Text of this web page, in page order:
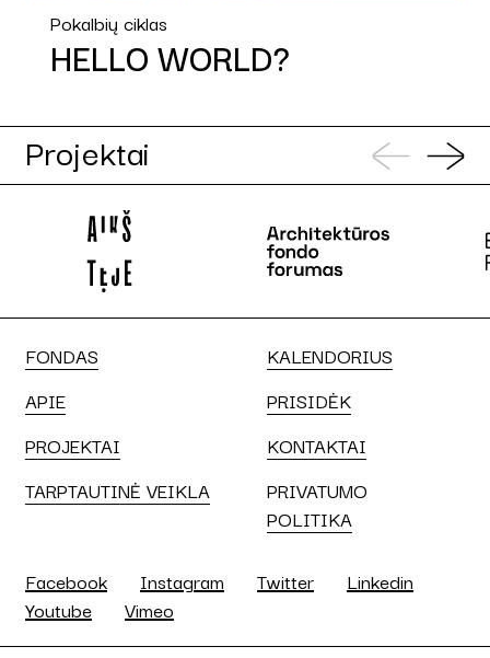
Pokalbių ciklas
HELLO WORLD?
Projektai
FONDAS
APIE
PROJEKTAI
TARPTAUTINĖ VEIKLA
KALENDORIUS
PRISIDĖK
KONTAKTAI
PRIVATUMO
POLITIKA
Facebook Instagram Twitter
Linkedin
Youtube
Vimeo